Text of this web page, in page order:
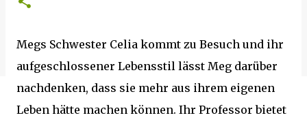
Megs Schwester Celia kommt zu Besuch und ihr
aufgeschlossener Lebensstil lässt Meg darüber
nachdenken, dass sie mehr aus ihrem eigenen
Leben hätte machen können. Ihr Professor bietet